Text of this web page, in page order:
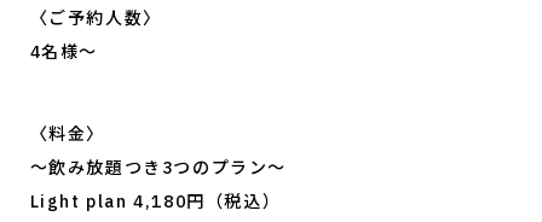
〈ご予約人数〉
4名様〜
〈料金〉
〜飲み放題つき3つのプラン～
Light plan 4,180円（税込）